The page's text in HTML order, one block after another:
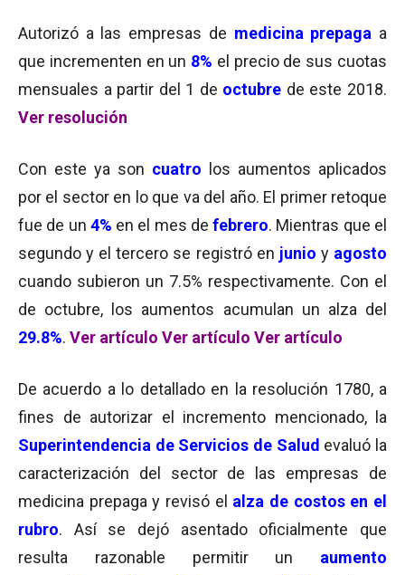
Autorizó a las empresas de medicina prepaga a
que incrementen en un 8% el precio de sus cuotas
mensuales a partir del 1 de octubre de este 2018.
Ver resolución
Con este ya son cuatro los aumentos aplicados
por el sector en lo que va del año. El primer retoque
fue de un 4% en el mes defebrero. Mientras que el
segundo y el tercero se registró en junio y agosto
cuando subieron un 7.5% respectivamente. Con el
de octubre, los aumentos acumulan un alza del
29.8%. Ver artículo Ver artículo Ver artículo
De acuerdo a lo detallado en la resolución 1780, a
fines de autorizar el incremento mencionado, la
Superintendencia de Servicios de Salud evaluó la
caracterización del sector de las empresas de
medicina prepaga y revisó el alza de costos en el
rubro. Así se dejó asentado oficialmente que
resulta razonable permitir un aumento